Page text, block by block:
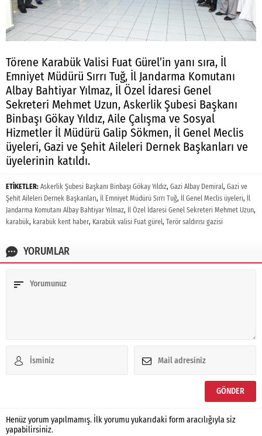
Törene Karabük Valisi Fuat Gürel’in yanı sıra, İl
Emniyet Müdürü Sırrı Tuğ, İl Jandarma Komutanı
Albay Bahtiyar Yılmaz, İl Özel İdaresi Genel
Sekreteri Mehmet Uzun, Askerlik Şubesi Başkanı
Binbaşı Gökay Yıldız, Aile Çalışma ve Sosyal
Hizmetler İl Müdürü Galip Sökmen, İl Genel Meclis
üyeleri, Gazi ve Şehit Aileleri Dernek Başkanları ve
üyelerinin katıldı.
ETİKETLER: Askerlik Şubesi Başkanı Binbaşı Gökay Yıldız, Gazi Albay Demiral, Gazi ve
Şehit Aileleri Dernek Başkanları, İl Emniyet Müdürü Sırrı Tuğ, İl Genel Meclis üyeleri, İl
Jandarma Komutanı Albay Bahtiyar Yılmaz, İl Özel İdaresi Genel Sekreteri Mehmet Uzun,
karabük, karabük kent haber, Karabük valisi Fuat gürel, Terör saldırısı gazisi
YORUMLAR
Henüz yorum yapılmamış. İlk yorumu yukarıdaki form aracılığıyla siz
yapabilirsiniz.